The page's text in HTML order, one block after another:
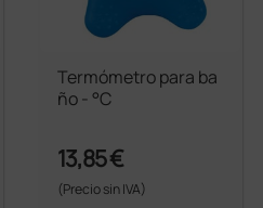
Termómetro para ba
ño - °C
13,85 €
(Precio sin IVA)